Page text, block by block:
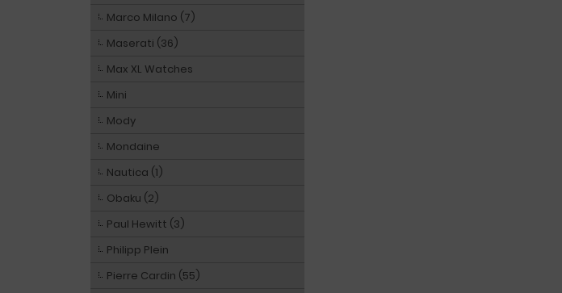
Marco Milano (7)
Maserati (36)
Max XL Watches
Mini
Mody
Mondaine
Nautica (1)
Obaku (2)
Paul Hewitt (3)
Philipp Plein
Pierre Cardin (55)